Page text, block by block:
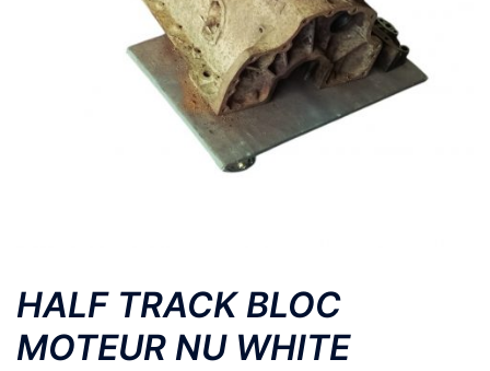
HALF TRACK BLOC
MOTEUR NU WHITE